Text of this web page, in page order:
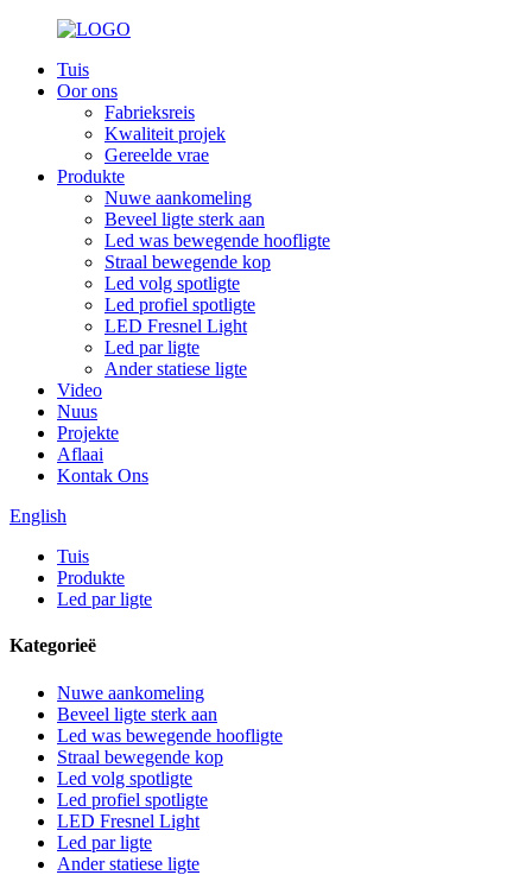
Tuis
Oor ons
Fabrieksreis
Kwaliteit projek
Gereelde vrae
Produkte
Nuwe aankomeling
Beveel ligte sterk aan
Led was bewegende hoofligte
Straal bewegende kop
Led volg spotligte
Led profiel spotligte
LED Fresnel Light
Led par ligte
Ander statiese ligte
Video
Nuus
Projekte
Aflaai
Kontak Ons
English
Tuis
Produkte
Led par ligte
Kategorieë
Nuwe aankomeling
Beveel ligte sterk aan
Led was bewegende hoofligte
Straal bewegende kop
Led volg spotligte
Led profiel spotligte
LED Fresnel Light
Led par ligte
Ander statiese ligte